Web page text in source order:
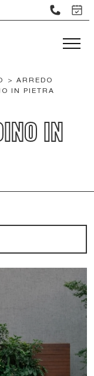
> ARREDO
IN PIETRA
IN